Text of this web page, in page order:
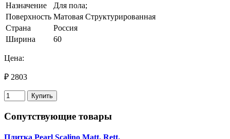
Назначение
Для пола;
Поверхность Матовая Структурированная
Страна
Россия
Ширина
60
Цена:
₽ 2803
Купить
Сопутствующие товары
Плитка Pearl Scalino Matt. Rett.